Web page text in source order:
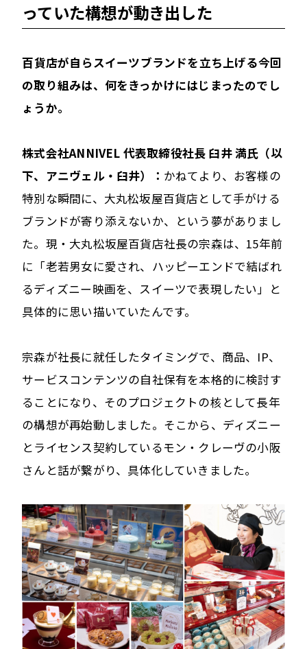
っていた構想が動き出した
――百貨店が自らスイーツブランドを立ち上げる今回
の取り組みは、何をきっかけにはじまったのでし
ょうか。
株式会社ANNIVEL 代表取締役社長 臼井 満氏（以
下、アニヴェル・臼井）： かねてより、お客様の
特別な瞬間に、大丸松坂屋百貨店として手がける
ブランドが寄り添えないか、という夢がありまし
た。現・大丸松坂屋百貨店社長の宗森は、15年前
に「老若男女に愛され、ハッピーエンドで結ばれ
るディズニー映画を、スイーツで表現したい」と
具体的に思い描いていたんです。
宗森が社長に就任したタイミングで、商品、IP、
サービスコンテンツの自社保有を本格的に検討す
ることになり、そのプロジェクトの核として長年
の構想が再始動しました。そこから、ディズニー
とライセンス契約しているモン・クレーヴの小阪
さんと話が繋がり、具体化していきました。